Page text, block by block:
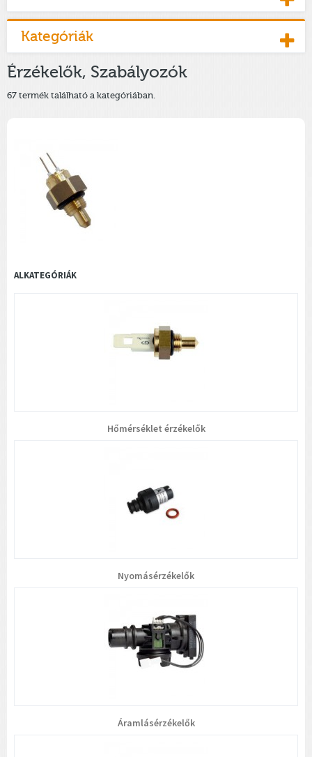
Kategóriák
Érzékelők, Szabályozók
67 termék található a kategóriában.
ALKATEGÓRIÁK
Hőmérséklet érzékelők
Nyomásérzékelők
Áramlásérzékelők